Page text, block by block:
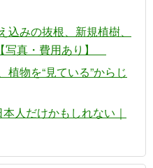
込みの抜根、新規植樹、
写真・費用あり】
物を“見ている”からじ
人だけかもしれない｜